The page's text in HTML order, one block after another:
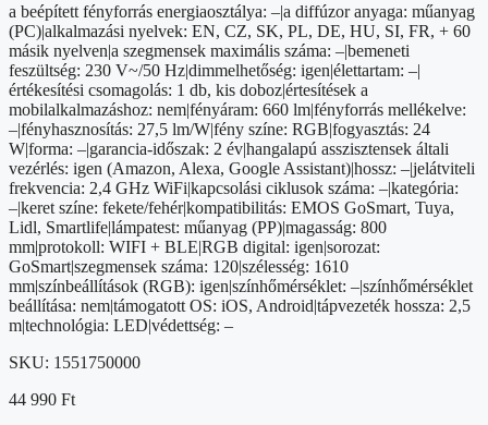
a beépített fényforrás energiaosztálya: –|a diffúzor anyaga: műanyag
(PC)|alkalmazási nyelvek: EN, CZ, SK, PL, DE, HU, SI, FR, + 60
másik nyelven|a szegmensek maximális száma: –|bemeneti
feszültség: 230 V~/50 Hz|dimmelhetőség: igen|élettartam: –|
értékesítési csomagolás: 1 db, kis doboz|értesítések a
mobilalkalmazáshoz: nem|fényáram: 660 lm|fényforrás mellékelve:
–|fényhasznosítás: 27,5 lm/W|fény színe: RGB|fogyasztás: 24
W|forma: –|garancia-időszak: 2 év|hangalapú asszisztensek általi
vezérlés: igen (Amazon, Alexa, Google Assistant)|hossz: –|jelátviteli
frekvencia: 2,4 GHz WiFi|kapcsolási ciklusok száma: –|kategória:
–|keret színe: fekete/fehér|kompatibilitás: EMOS GoSmart, Tuya,
Lidl, Smartlife|lámpatest: műanyag (PP)|magasság: 800
mm|protokoll: WIFI + BLE|RGB digital: igen|sorozat:
GoSmart|szegmensek száma: 120|szélesség: 1610
mm|színbeállítások (RGB): igen|színhőmérséklet: –|színhőmérséklet
beállítása: nem|támogatott OS: iOS, Android|tápvezeték hossza: 2,5
m|technológia: LED|védettség: –
SKU: 1551750000
44 990 Ft